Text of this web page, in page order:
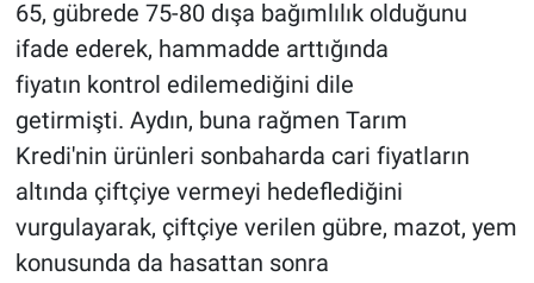
65, gübrede 75-80 dışa bağımlılık olduğunu
ifade ederek, hammadde arttığında
fiyatın kontrol edilemediğini dile
getirmişti. Aydın, buna rağmen Tarım
Kredi'nin ürünleri sonbaharda cari fiyatların
altında çiftçiye vermeyi hedeflediğini
vurgulayarak, çiftçiye verilen gübre, mazot, yem
konusunda da hasattan sonra